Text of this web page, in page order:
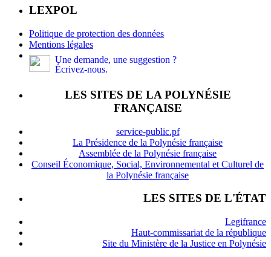
LEXPOL
Politique de protection des données
Mentions légales
Une demande, une suggestion ?
Écrivez-nous.
LES SITES DE LA POLYNÉSIE
FRANÇAISE
service-public.pf
La Présidence de la Polynésie française
Assemblée de la Polynésie française
Conseil Économique, Social, Environnemental et Culturel de
la Polynésie française
LES SITES DE L'ÉTAT
Legifrance
Haut-commissariat de la république
Site du Ministère de la Justice en Polynésie